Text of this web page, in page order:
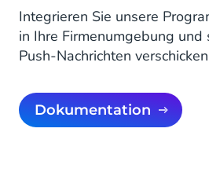
Integrieren Sie unsere
in Ihre Firmenumgebung und
Push-Nachrichten
Dokumentation